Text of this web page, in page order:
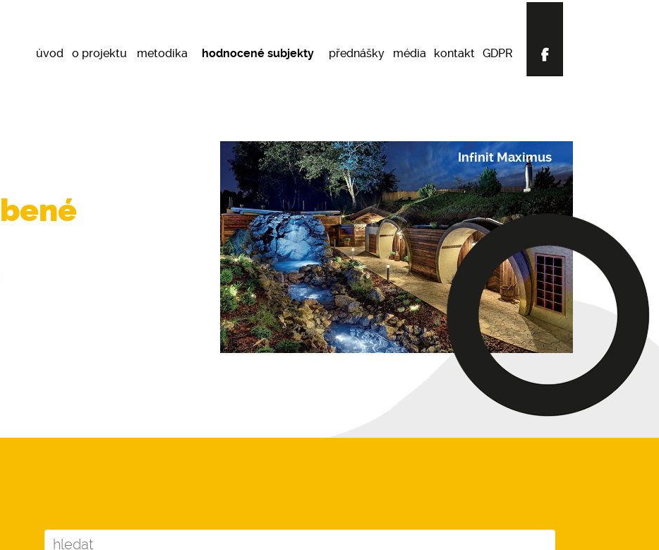
úvod o projektu metodika hodnocené subjekty přednášky média kontakt GDPR
Infinit Maximus